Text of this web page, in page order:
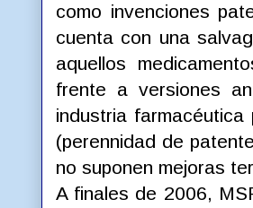
como invenciones
cuenta con una
aquellos
frente a versiones
industria
(perennidad de
no suponen mejoras
A finales de 2006,